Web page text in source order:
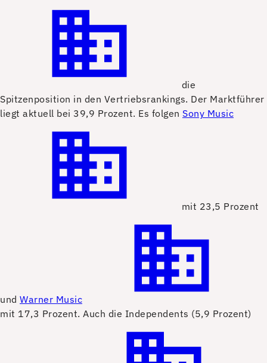
die
Spitzenposition in den Vertriebsrankings. Der Marktführer
liegt aktuell bei 39,9 Prozent. Es folgen Sony Music
mit 23,5 Prozent
und Warner Music
mit 17,3 Prozent. Auch die Independents (5,9 Prozent)